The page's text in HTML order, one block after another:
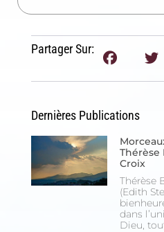
Partager Sur:
Dernières Publications
Thérèse
Croix
Thérèse
(Edith
dans
Dieu,